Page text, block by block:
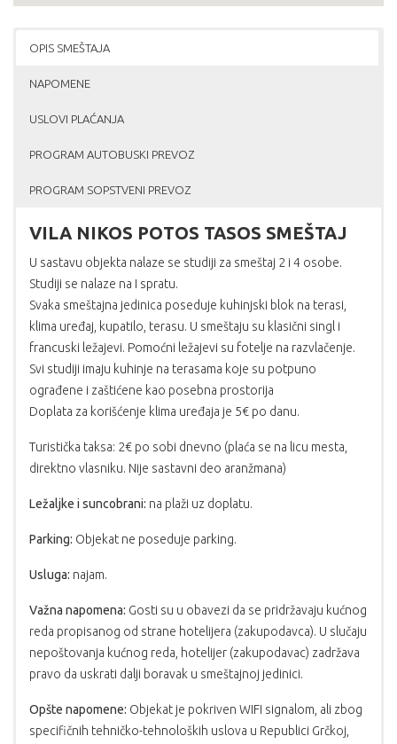
OPIS SMEŠTAJA
NAPOMENE
USLOVI PLAĆANJA
PROGRAM AUTOBUSKI PREVOZ
PROGRAM SOPSTVENI PREVOZ
VILA NIKOS POTOS TASOS SMEŠTAJ
U sastavu objekta nalaze se studiji za smeštaj 2 i 4 osobe.
Studiji se nalaze na I spratu.
Svaka smeštajna jedinica poseduje kuhinjski blok na terasi,
klima uređaj, kupatilo, terasu. U smeštaju su klasični singl i
francuski ležajevi. Pomoćni ležajevi su fotelje na razvlačenje.
Svi studiji imaju kuhinje na terasama koje su potpuno
ograđene i zaštićene kao posebna prostorija
Doplata za korišćenje klima uređaja je 5€ po danu.
Turistička taksa: 2€ po sobi dnevno (plaća se na licu mesta,
direktno vlasniku. Nije sastavni deo aranžmana)
Ležaljke i suncobrani: na plaži uz doplatu.
Parking: Objekat ne poseduje parking.
Usluga: najam.
Važna napomena: Gosti su u obavezi da se pridržavaju kućnog
reda propisanog od strane hotelijera (zakupodavca). U slučaju
nepoštovanja kućnog reda, hotelijer (zakupodavac) zadržava
pravo da uskrati dalji boravak u smeštajnoj jedinici.
Opšte napomene: Objekat je pokriven WIFI signalom, ali zbog
specifičnih tehničko-tehnoloških uslova u Republici Grčkoj,